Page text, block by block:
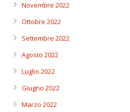
Novembre 2022
Ottobre 2022
Settembre 2022
Agosto 2022
Luglio 2022
Giugno 2022
Marzo 2022